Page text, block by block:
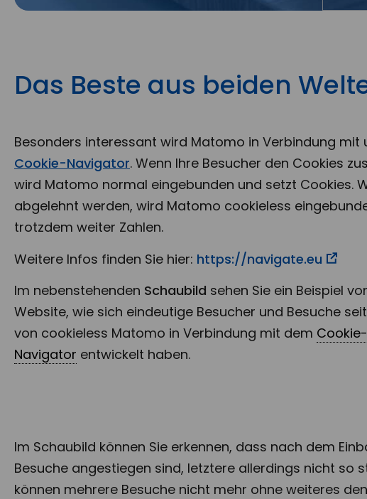
Das Beste aus beiden
Besonders interessant wird Matomo in Verbindung mit
Cookie-Navigator. Wenn Ihre Besucher den Cookies
wird Matomo normal eingebunden und setzt Cookies.
abgelehnt werden, wird Matomo cookieless
trotzdem weiter Zahlen.
Weitere Infos finden Sie hier: https://navigate.eu
Im nebenstehenden Schaubild sehen Sie ein Beispiel
Website, wie sich eindeutige Besucher und Besuche
von cookieless Matomo in Verbindung mit dem Cookie-
Navigator entwickelt haben.
Im Schaubild können Sie erkennen, dass nach dem
Besuche angestiegen sind, letztere allerdings nicht so
können mehrere Besuche nicht mehr ohne weiteres